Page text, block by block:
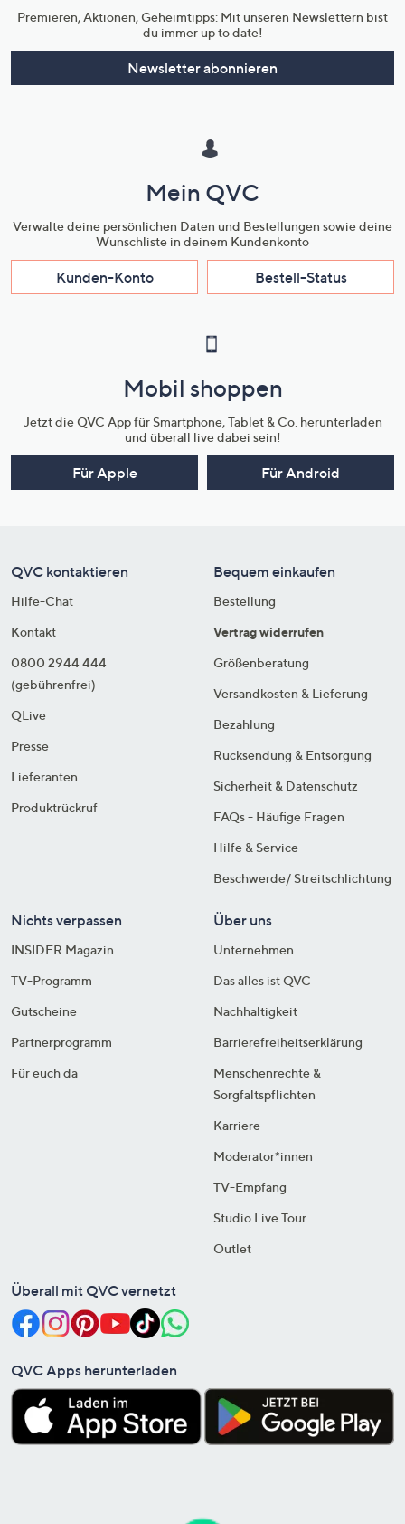
Premieren, Aktionen, Geheimtipps: Mit unseren Newslettern bist
du immer up to date!
Newsletter abonnieren
Mein QVC
Verwalte deine persönlichen Daten und Bestellungen sowie deine
Wunschliste in deinem Kundenkonto
Kunden-Konto Bestell-Status
Mobil shoppen
Jetzt die QVC App für Smartphone, Tablet & Co. herunterladen
und überall live dabei sein!
Für Apple Für Android
QVC kontaktieren
Hilfe-Chat
Kontakt
0800 2944 444
(gebührenfrei)
QLive
Presse
Lieferanten
Produktrückruf
Bequem einkaufen
Bestellung
Vertrag widerrufen
Größenberatung
Versandkosten & Lieferung
Bezahlung
Rücksendung & Entsorgung
Sicherheit & Datenschutz
FAQs - Häufige Fragen
Hilfe & Service
Beschwerde/ Streitschlichtung
Nichts verpassen
INSIDER Magazin
TV-Programm
Gutscheine
Partnerprogramm
Für euch da
Über uns
Unternehmen
Das alles ist QVC
Nachhaltigkeit
Barrierefreiheitserklärung
Menschenrechte &
Sorgfaltspflichten
Karriere
Moderator*innen
TV-Empfang
Studio Live Tour
Outlet
Überall mit QVC vernetzt
QVC Apps herunterladen